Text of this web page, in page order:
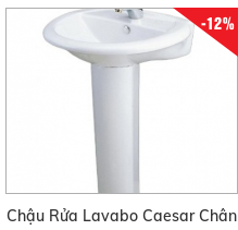
-12%
Chậu Rửa Lavabo Caesar Chân